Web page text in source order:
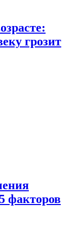
грозит
факторов